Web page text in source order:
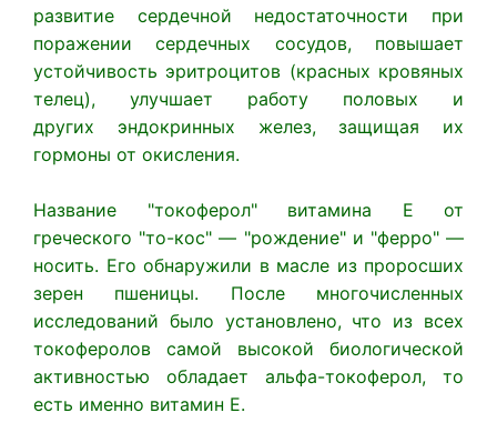
развитие сердечной недостаточности при
поражении сердечных сосудов, повышает
устойчивость эритроцитов (красных кровяных
телец), улучшает работу половых и
других эндокринных желез, защищая их
гормоны от окисления.
Название "токоферол" витамина Е от
греческого "то-кос" — "рождение" и "ферро" —
носить. Его обнаружили в масле из проросших
зерен пшеницы. После многочисленных
исследований было установлено, что из всех
токоферолов самой высокой биологической
активностью обладает альфа-токоферол, то
есть именно витамин Е.